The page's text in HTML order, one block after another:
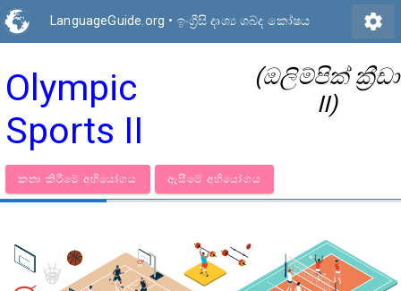
LanguageGuide.org • ඉංග්‍රීසි දෘශ්‍ය ශබ්ද කෝෂය settings
Olympic
Sports II
(ඔලිම්පික් ක්‍රීඩා
II)
කතා කිරීමේ අභියෝගය ඇසීමේ අභියෝගය